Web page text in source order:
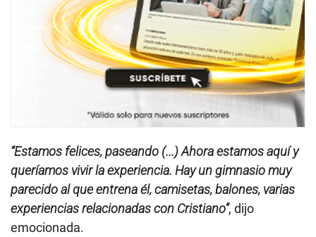
“Estamos felices, paseando (...) Ahora estamos aquí y
queríamos vivir la experiencia. Hay un gimnasio muy
parecido al que entrena él, camisetas, balones, varias
experiencias relacionadas con Cristiano”, dijo
emocionada.